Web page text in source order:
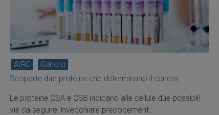
AIRC
Cancro
Scoperte due proteine che determinano il cancro
Le proteine CSA e CSB indicano alle cellule due possibili
vie da seguire: invecchiare precocement...